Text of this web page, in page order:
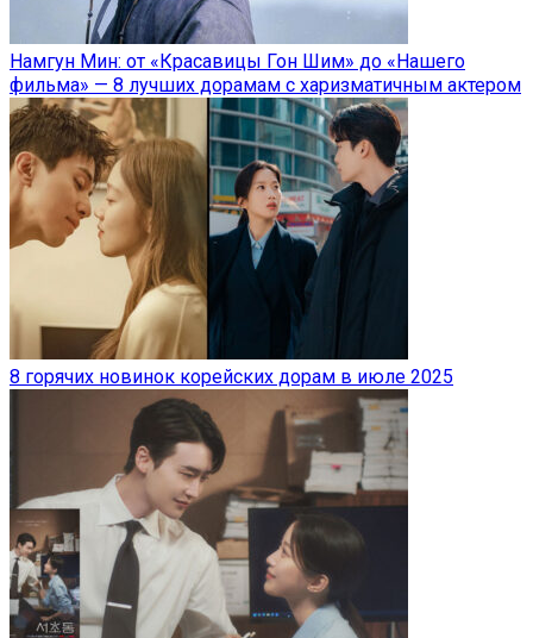
Намгун Мин: от «Красавицы Гон Шим» до «Нашего
фильма» — 8 лучших дорамам с харизматичным актером
8 горячих новинок корейских дорам в июле 2025